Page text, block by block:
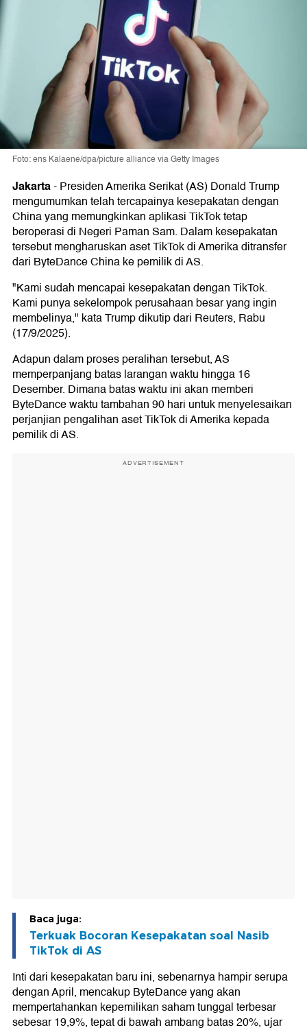
Foto: ens Kalaene/dpa/picture alliance via Getty Images
Jakarta-Presiden Amerika Serikat (AS) Donald Trump
mengumumkan telah tercapainya kesepakatan dengan
China yang memungkinkan aplikasi TikTok tetap
beroperasi di Negeri Paman Sam. Dalam kesepakatan
tersebut mengharuskan aset TikTok di Amerika ditransfer
dari ByteDance China ke pemilik di AS.
"Kami sudah mencapai kesepakatan dengan TikTok.
Kami punya sekelompok perusahaan besar yang ingin
membelinya," kata Trump dikutip dari Reuters, Rabu
(17/9/2025).
Adapun dalam proses peralihan tersebut, AS
memperpanjang batas larangan waktu hingga 16
Desember. Dimana batas waktu ini akan memberi
ByteDance waktu tambahan 90 hari untuk menyelesaikan
perjanjian pengalihan aset TikTok di Amerika kepada
pemilik di AS.
ADVERTISEMENT
Baca juga:
Terkuak Bocoran Kesepakatan soal Nasib
TikTok di AS
Inti dari kesepakatan baru ini, sebenarnya hampir serupa
dengan April, mencakup ByteDance yang akan
mempertahankan kepemilikan saham tunggal terbesar
sebesar 19,9%, tepat di bawah ambang batas 20%, ujar